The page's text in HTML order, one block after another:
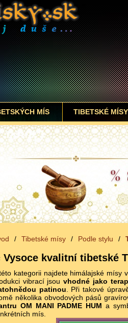
MÍS TIBETSKÉ
/ Tibetské mísy / Podle stylu /
Vysoce kvalitní tibetské
kategorii najdete himálajské mísy
vibrací jsouvhodné jako
patinou . Při takové
několika obvodových pásů
OM MANI PADME HUM a
mís.